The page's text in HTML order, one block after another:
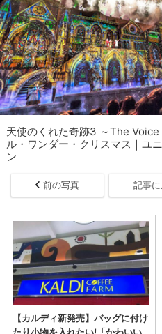
天使のくれた奇跡3 ～The
ル・ワンダー・クリスマス｜ユ
ン
前の写真 記事